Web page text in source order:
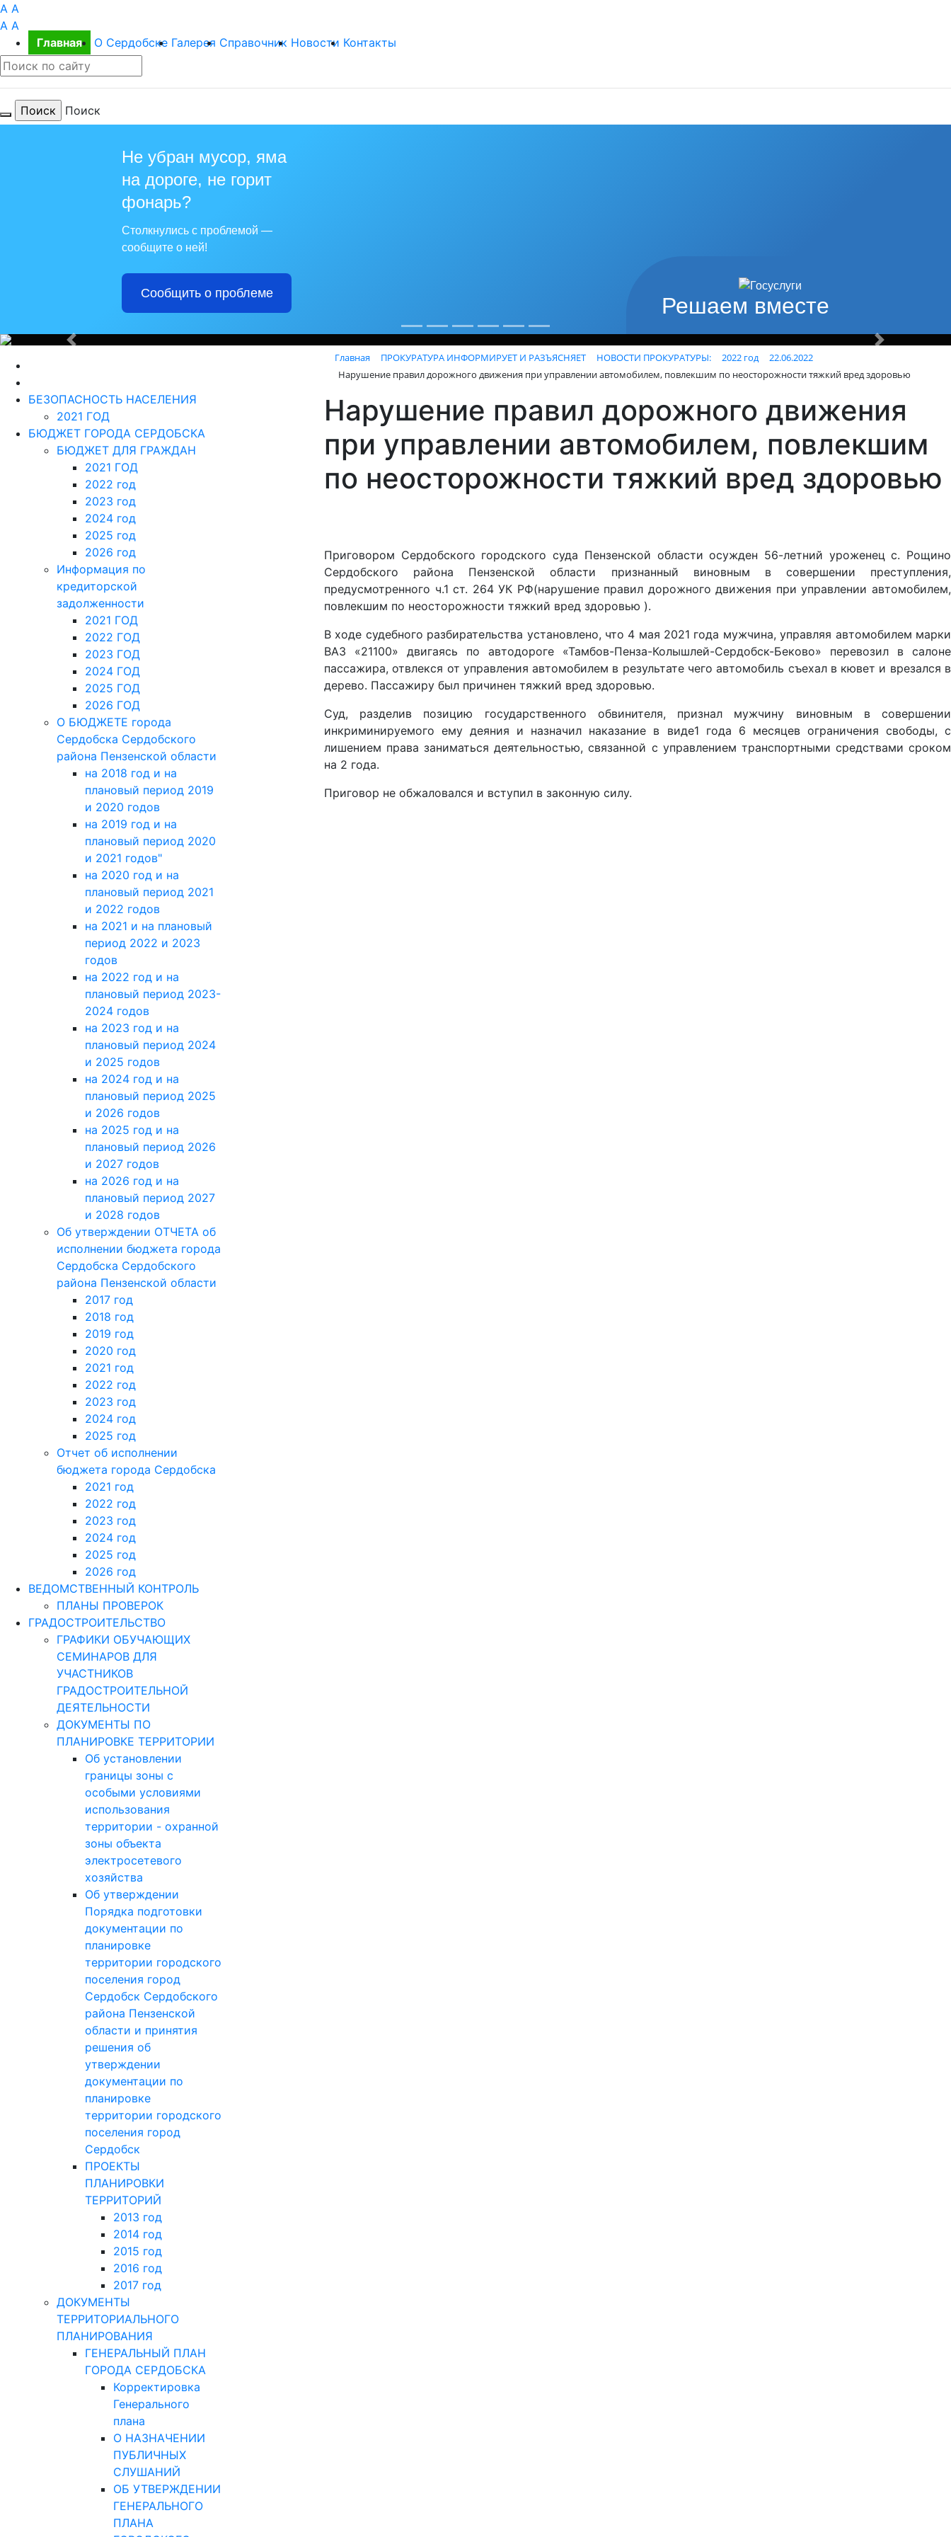
A A
A A
Главная
О Сердобске Галерея Справочник Новости Контакты
Поиск
Решаем вместе
Не убран мусор, яма
на дороге, не горит
фонарь?
Столкнулись с проблемой —
сообщите о ней!
Сообщить о проблеме
Для тебя любимый город наши
Из года в год крепнет среди сердобчан авторитет физической культуры и спорта
Назад Вперед
БЕЗОПАСНОСТЬ НАСЕЛЕНИЯ
2021 ГОД
БЮДЖЕТ ГОРОДА СЕРДОБСКА
БЮДЖЕТ ДЛЯ ГРАЖДАН
2021 ГОД
2022 год
2023 год
2024 год
2025 год
2026 год
Информация по
кредиторской
задолженности
2021 ГОД
2022 ГОД
2023 ГОД
2024 ГОД
2025 ГОД
2026 ГОД
О БЮДЖЕТЕ города
Сердобска Сердобского
района Пензенской области
на 2018 год и на
плановый период 2019
и 2020 годов
на 2019 год и на
плановый период 2020
и 2021 годов"
на 2020 год и на
плановый период 2021
и 2022 годов
на 2021 и на плановый
период 2022 и 2023
годов
на 2022 год и на
плановый период 2023-
2024 годов
на 2023 год и на
плановый период 2024
и 2025 годов
на 2024 год и на
плановый период 2025
и 2026 годов
на 2025 год и на
плановый период 2026
и 2027 годов
на 2026 год и на
плановый период 2027
и 2028 годов
Об утверждении ОТЧЕТА об
исполнении бюджета города
Сердобска Сердобского
района Пензенской области
2017 год
2018 год
2019 год
2020 год
2021 год
2022 год
2023 год
2024 год
2025 год
Отчет об исполнении
бюджета города Сердобска
2021 год
2022 год
2023 год
2024 год
2025 год
2026 год
ВЕДОМСТВЕННЫЙ КОНТРОЛЬ
ПЛАНЫ ПРОВЕРОК
ГРАДОСТРОИТЕЛЬСТВО
ГРАФИКИ ОБУЧАЮЩИХ
СЕМИНАРОВ ДЛЯ
УЧАСТНИКОВ
ГРАДОСТРОИТЕЛЬНОЙ
ДЕЯТЕЛЬНОСТИ
ДОКУМЕНТЫ ПО
ПЛАНИРОВКЕ ТЕРРИТОРИИ
Об установлении
границы зоны с
особыми условиями
использования
территории - охранной
зоны объекта
электросетевого
хозяйства
Об утверждении
Порядка подготовки
документации по
планировке
территории городского
поселения город
Сердобск Сердобского
района Пензенской
области и принятия
решения об
утверждении
документации по
планировке
территории городского
поселения город
Сердобск
ПРОЕКТЫ
ПЛАНИРОВКИ
ТЕРРИТОРИЙ
2013 год
2014 год
2015 год
2016 год
2017 год
ДОКУМЕНТЫ
ТЕРРИТОРИАЛЬНОГО
ПЛАНИРОВАНИЯ
ГЕНЕРАЛЬНЫЙ ПЛАН
ГОРОДА СЕРДОБСКА
Корректировка
Генерального
плана
О НАЗНАЧЕНИИ
ПУБЛИЧНЫХ
СЛУШАНИЙ
ОБ УТВЕРЖДЕНИИ
ГЕНЕРАЛЬНОГО
ПЛАНА
Главная ПРОКУРАТУРА ИНФОРМИРУЕТ И РАЗЪЯСНЯЕТ НОВОСТИ ПРОКУРАТУРЫ: 2022 год
22.06.2022
Нарушение правил дорожного движения при управлении автомобилем, повлекшим по неосторожности тяжкий вред здоровью
Нарушение правил дорожного движения
при управлении автомобилем, повлекшим
по неосторожности тяжкий вред здоровью
Приговором Сердобского городского суда Пензенской области осужден 56-летний уроженец с. Рощино
Сердобского района Пензенской области признанный виновным в совершении преступления,
предусмотренного ч.1 ст. 264 УК РФ(нарушение правил дорожного движения при управлении автомобилем,
повлекшим по неосторожности тяжкий вред здоровью ).
В ходе судебного разбирательства установлено, что 4 мая 2021 года мужчина, управляя автомобилем марки
ВАЗ «21100» двигаясь по автодороге «Тамбов-Пенза-Колышлей-Сердобск-Беково» перевозил в салоне
пассажира, отвлекся от управления автомобилем в результате чего автомобиль съехал в кювет и врезался в
дерево. Пассажиру был причинен тяжкий вред здоровью.
Суд, разделив позицию государственного обвинителя, признал мужчину виновным в совершении
инкриминируемого ему деяния и назначил наказание в виде1 года 6 месяцев ограничения свободы, с
лишением права заниматься деятельностью, связанной с управлением транспортными средствами сроком
на 2 года.
Приговор не обжаловался и вступил в законную силу.